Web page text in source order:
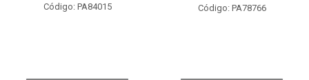
Código: PA84015 Código: PA78766